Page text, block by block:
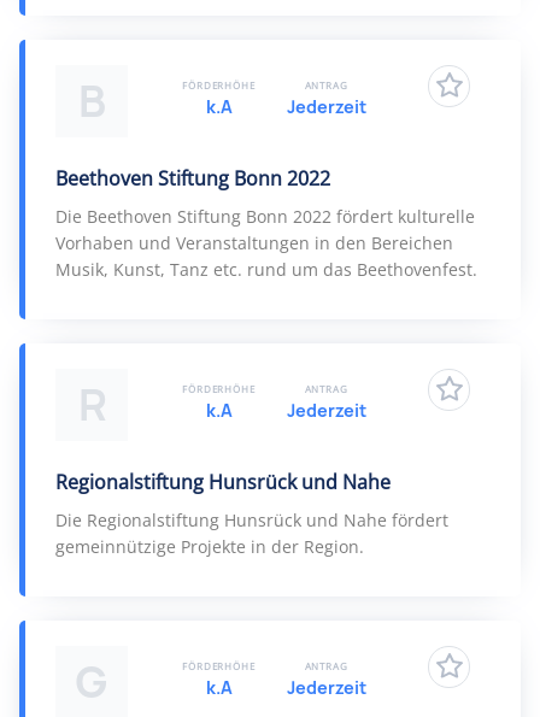
B
Beethoven Stiftung Bonn 2022
Die Beethoven Stiftung Bonn 2022 fördert kulturelle
Vorhaben und Veranstaltungen in den Bereichen
Musik, Kunst, Tanz etc. rund um das Beethovenfest.
FÖRDERHÖHE
k.A
ANTRAG
Jederzeit
R
Regionalstiftung Hunsrück und Nahe
Die Regionalstiftung Hunsrück und Nahe fördert
gemeinnützige Projekte in der Region.
FÖRDERHÖHE
k.A
ANTRAG
Jederzeit
G FÖRDERHÖHE
k.A
ANTRAG
Jederzeit